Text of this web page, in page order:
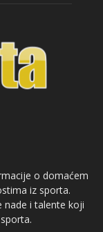
o domaćem
iz sporta.
nade i talente koji